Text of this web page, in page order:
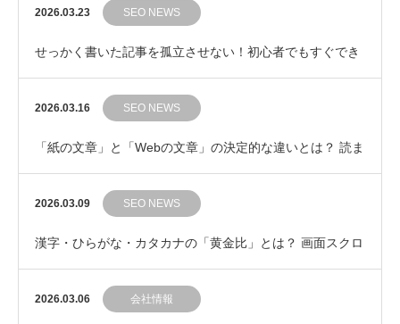
ンネを見抜く検索意図の基本
2026.03.23 SEO NEWS
せっかく書いた記事を孤立させない！初心者でもすぐでき
る「内部リンク」の自然な繋ぎ方
2026.03.16 SEO NEWS
「紙の文章」と「Webの文章」の決定的な違いとは？ 読ま
れるWeb記事の鉄則
2026.03.09 SEO NEWS
漢字・ひらがな・カタカナの「黄金比」とは？ 画面スクロ
ールの手を止めない文章の見た目コントロール
2026.03.06 会社情報